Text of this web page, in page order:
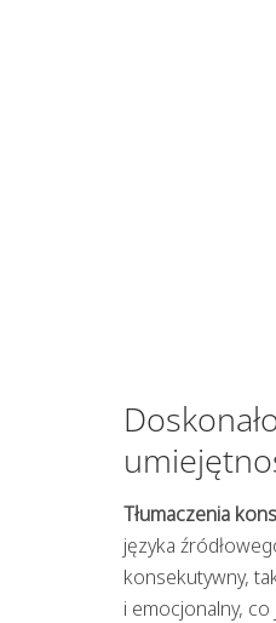
Tłumaczenia
języka
konsekutywny,
i emocjonalny,